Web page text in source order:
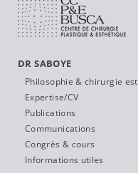
DR SABOYE
Philosophie & chirurgie
Expertise/CV
Publications
Communications
Congrès & cours
Informations utiles